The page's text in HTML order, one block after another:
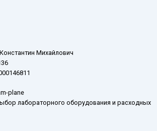
Михайлович
plane
лабораторного оборудования и расходных